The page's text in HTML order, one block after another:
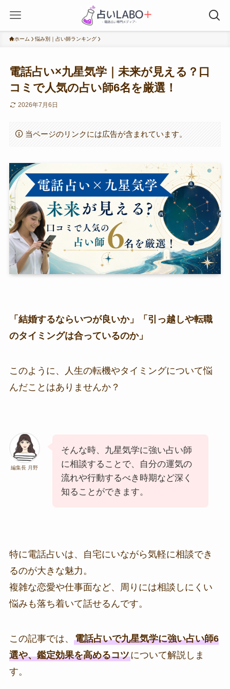
ホーム 悩み別｜占い師ランキング
電話占い×九星気学｜未来が見える？口
コミで人気の占い師6名を厳選！
2026年7月6日
当ページのリンクには広告が含まれています。
「結婚するならいつが良いか」「引っ越しや転職
のタイミングは合っているのか」
このように、人生の転機やタイミングについて悩
んだことはありませんか？
編集長 月野
そんな時、九星気学に強い占い師
に相談することで、自分の運気の
流れや行動するべき時期など深く
知ることができます。
特に電話占いは、自宅にいながら気軽に相談でき
るのが大きな魅力。
複雑な恋愛や仕事面など、周りには相談しにくい
悩みも落ち着いて話せるんです。
この記事では、 電話占いで九星気学に強い占い師6
選や、鑑定効果を高めるコツについて解説しま
す。